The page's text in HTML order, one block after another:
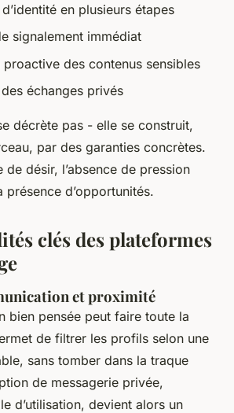
en plusieurs étapes
signalement immédiat
proactive des contenus sensibles
des échanges privés
décrète pas - elle se construit,
par des garanties concrètes.
de désir, l’absence de pression
présence d’opportunités.
clés des plateformes
et proximité
bien pensée peut faire toute la
de filtrer les profils selon une
sans tomber dans la traque
de messagerie privée,
d’utilisation, devient alors un